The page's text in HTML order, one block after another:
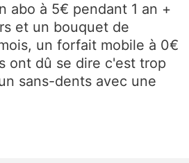
abo à 5€ pendant 1 an +
et un bouquet de
un forfait mobile à 0€
ont dû se dire c'est trop
sans-dents avec une